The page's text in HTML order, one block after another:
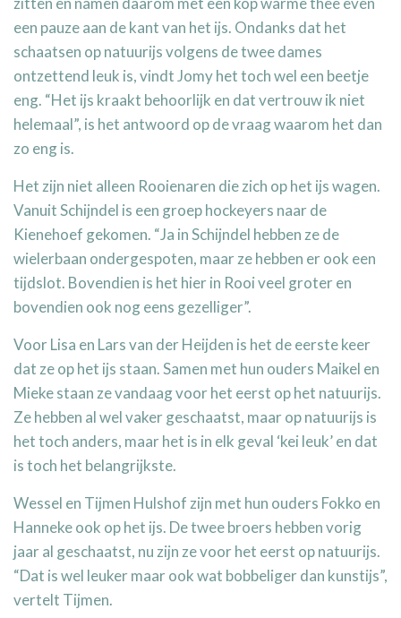
een pauze aan de kant van het ijs. Ondanks dat het
schaatsen op natuurijs volgens de twee dames
ontzettend leuk is, vindt Jomy het toch wel een beetje
eng. “Het ijs kraakt behoorlijk en dat vertrouw ik niet
helemaal”, is het antwoord op de vraag waarom het dan
zo eng is.
Het zijn niet alleen Rooienaren die zich op het ijs wagen.
Vanuit Schijndel is een groep hockeyers naar de
Kienehoef gekomen. “Ja in Schijndel hebben ze de
wielerbaan ondergespoten, maar ze hebben er ook een
tijdslot. Bovendien is het hier in Rooi veel groter en
bovendien ook nog eens gezelliger”.
Voor Lisa en Lars van der Heijden is het de eerste keer
dat ze op het ijs staan. Samen met hun ouders Maikel en
Mieke staan ze vandaag voor het eerst op het natuurijs.
Ze hebben al wel vaker geschaatst, maar op natuurijs is
het toch anders, maar het is in elk geval ‘kei leuk’ en dat
is toch het belangrijkste.
Wessel en Tijmen Hulshof zijn met hun ouders Fokko en
Hanneke ook op het ijs. De twee broers hebben vorig
jaar al geschaatst, nu zijn ze voor het eerst op natuurijs.
“Dat is wel leuker maar ook wat bobbeliger dan kunstijs”,
vertelt Tijmen.